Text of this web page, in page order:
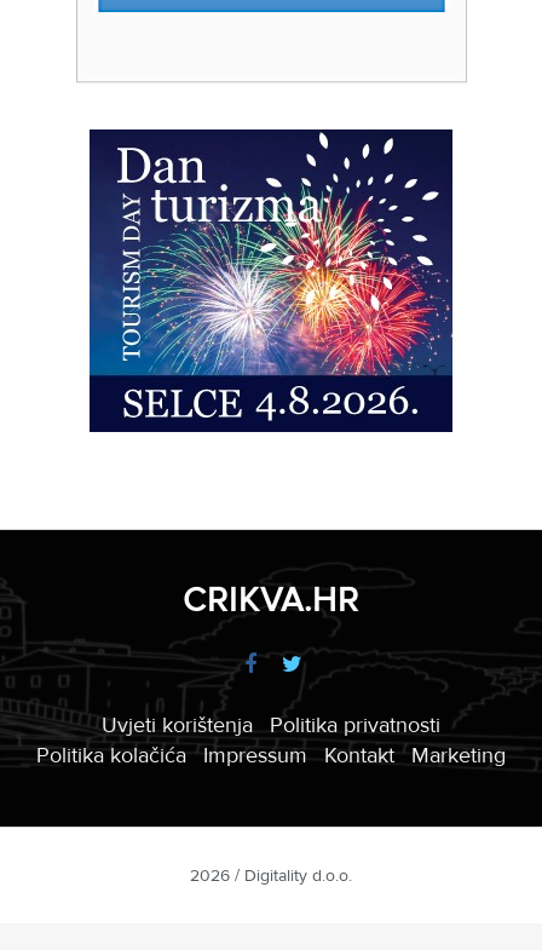
CRIKVA.HR
Uvjeti korištenja
Politika privatnosti
Politika kolačića
Impressum Kontakt Marketing
2026 / Digitality d.o.o.